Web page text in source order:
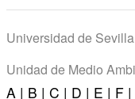
Universidad de
Unidad de Medio
A | B | C | D | E | F |